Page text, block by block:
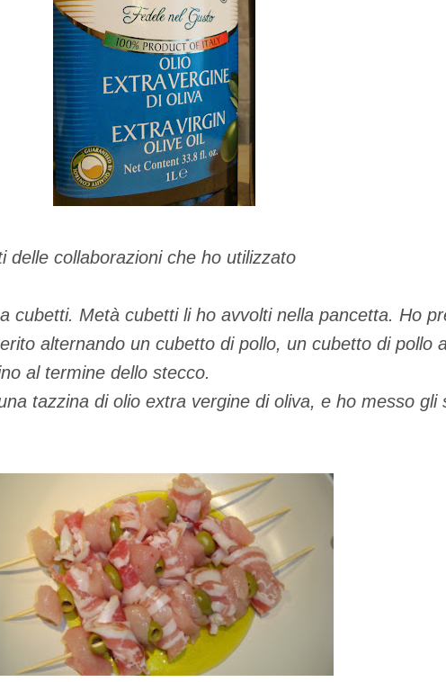
delle collaborazioni che ho utilizzato
cubetti. Metà cubetti li ho avvolti nella pancetta. Ho
alternando un cubetto di pollo, un cubetto di pollo
al termine dello stecco.
tazzina di olio extra vergine di oliva, e ho messo gli